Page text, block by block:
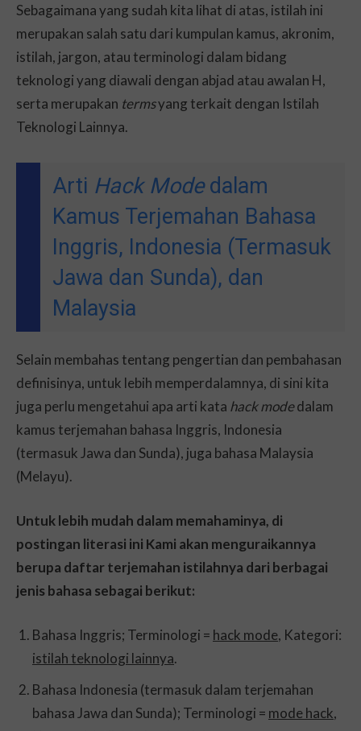
Sebagaimana yang sudah kita lihat di atas, istilah ini
merupakan salah satu dari kumpulan kamus, akronim,
istilah, jargon, atau terminologi dalam bidang
teknologi yang diawali dengan abjad atau awalan H,
serta merupakan termsyang terkait dengan Istilah
Teknologi Lainnya.
Arti Hack Modedalam
Kamus Terjemahan Bahasa
Inggris, Indonesia (Termasuk
Jawa dan Sunda), dan
Malaysia
Selain membahas tentang pengertian dan pembahasan
definisinya, untuk lebih memperdalamnya, di sini kita
juga perlu mengetahui apa arti kata hack modedalam
kamus terjemahan bahasa Inggris, Indonesia
(termasuk Jawa dan Sunda), juga bahasa Malaysia
(Melayu).
Untuk lebih mudah dalam memahaminya, di
postingan literasi ini Kami akan menguraikannya
berupa daftar terjemahan istilahnya dari berbagai
jenis bahasa sebagai berikut:
Bahasa Inggris; Terminologi = hack mode, Kategori:
istilah teknologi lainnya.
Bahasa Indonesia (termasuk dalam terjemahan
bahasa Jawa dan Sunda); Terminologi = mode hack,